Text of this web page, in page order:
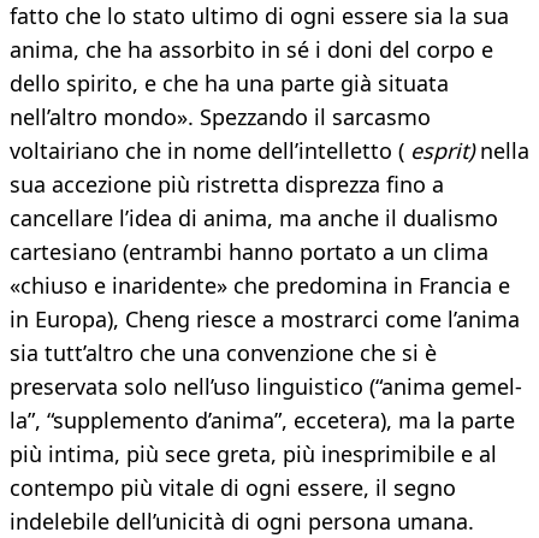
fatto che lo stato ultimo di ogni essere sia la sua
anima, che ha assorbito in sé i doni del corpo e
dello spirito, e che ha una parte già situata
nell’altro mondo». Spezzando il sarcasmo
voltairiano che in nome dell’intelletto ( esprit)nella
sua accezione più ristretta disprezza fino a
cancellare l’idea di anima, ma anche il dualismo
cartesiano (entrambi hanno portato a un clima
«chiuso e inaridente» che predomina in Francia e
in Europa), Cheng riesce a mostrarci come l’anima
sia tutt’altro che una convenzione che si è
preservata solo nell’uso linguistico (“anima gemel-
la”, “supplemento d’anima”, eccetera), ma la parte
più intima, più sece greta, più inesprimibile e al
contempo più vitale di ogni essere, il segno
indelebile dell’unicità di ogni persona umana.